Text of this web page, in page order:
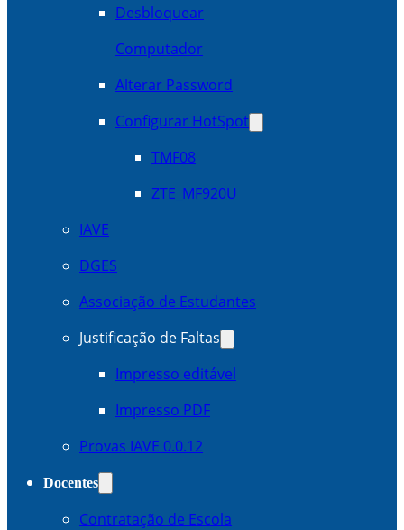
Desbloquear
Computador
Alterar Password
Configurar HotSpot
TMF08
ZTE_MF920U
IAVE
DGES
Associação de Estudantes
Justificação de Faltas
Impresso editável
Impresso PDF
Provas IAVE 0.0.12
Docentes
Contratação de Escola